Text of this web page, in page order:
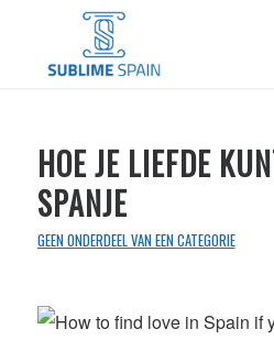
HOE JE LIEFDE
SPANJE
GEEN ONDERDEEL VAN EEN CATEGORIE